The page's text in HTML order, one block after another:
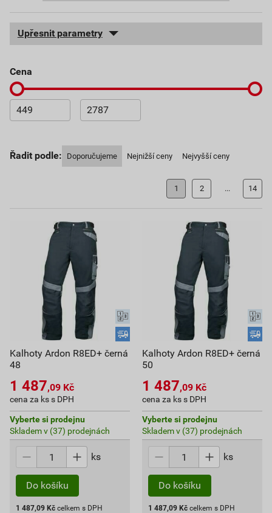
Upřesnit parametry
cena
Řadit podle: Doporučujeme Nejnižší ceny Nejvyšší ceny
1 2 ... 14
Kalhoty Ardon R8ED+ černá
48
1 487,09 Kč
cena za ks s DPH
Vyberte si prodejnu
Skladem v (37) prodejnách
ks
Do košíku
1 487,09 Kč celkem s DPH
Kalhoty Ardon R8ED+ černá
50
1 487,09 Kč
cena za ks s DPH
Vyberte si prodejnu
Skladem v (37) prodejnách
ks
Do košíku
1 487,09 Kč celkem s DPH